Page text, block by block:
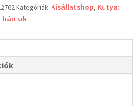
Kategóriák: Kisállatshop, Kutya:
hámok